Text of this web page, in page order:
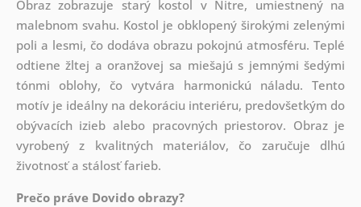
Obraz zobrazuje starý kostol v Nitre, umiestnený na
malebnom svahu. Kostol je obklopený širokými zelenými
poli a lesmi, čo dodáva obrazu pokojnú atmosféru. Teplé
odtiene žltej a oranžovej sa miešajú s jemnými šedými
tónmi oblohy, čo vytvára harmonickú náladu. Tento
motív je ideálny na dekoráciu interiéru, predovšetkým do
obývacích izieb alebo pracovných priestorov. Obraz je
vyrobený z kvalitných materiálov, čo zaručuje dlhú
životnosť a stálosť farieb.
Prečo práve Dovido obrazy?